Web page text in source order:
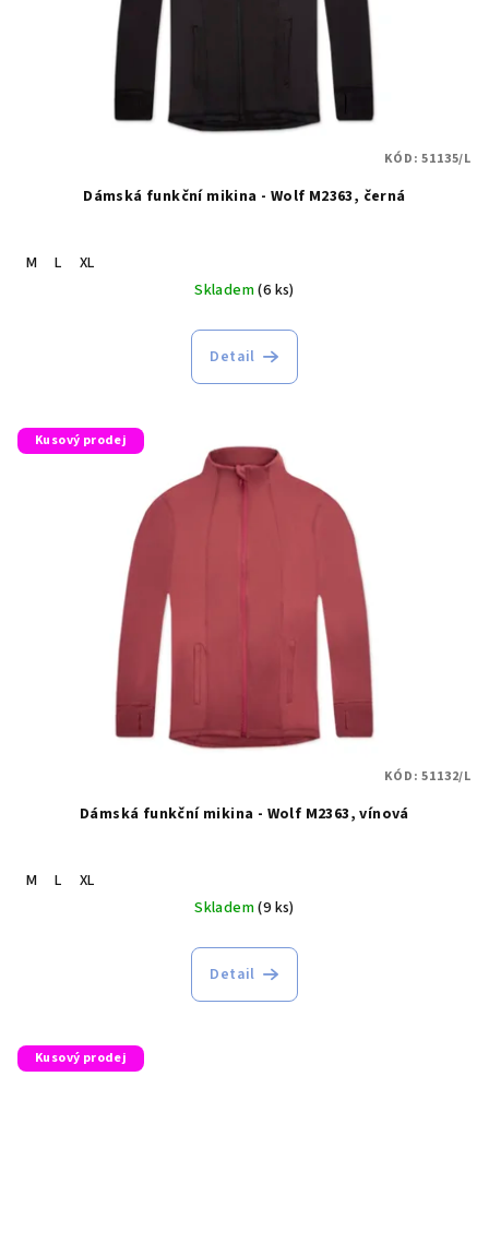
Dámská funkční mikina - Wolf M2363, černá
M L
XL
Skladem(6 ks)
Detail
KÓD:51135/L
Kusový prodej
Dámská funkční mikina - Wolf M2363, vínová
M L
XL
Skladem(9 ks)
Detail
KÓD:51132/L
Kusový prodej